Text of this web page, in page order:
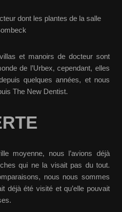
dont les plantes de la salle
et manoirs de docteur sont
de l’Urbex, cependant, elles
quelques années, et nous
The New Dentist.
moyenne, nous l’avions déjà
qui ne la visait pas du tout.
nous nous sommes
déjà été visité et qu’elle pouvait